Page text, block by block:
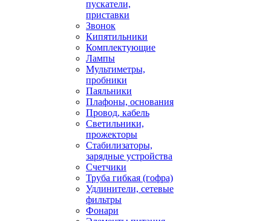
пускатели,
приставки
Звонок
Кипятильники
Комплектующие
Лампы
Мультиметры,
пробники
Паяльники
Плафоны, основания
Провод, кабель
Светильники,
прожекторы
Стабилизаторы,
зарядные устройства
Счетчики
Труба гибкая (гофра)
Удлинители, сетевые
фильтры
Фонари